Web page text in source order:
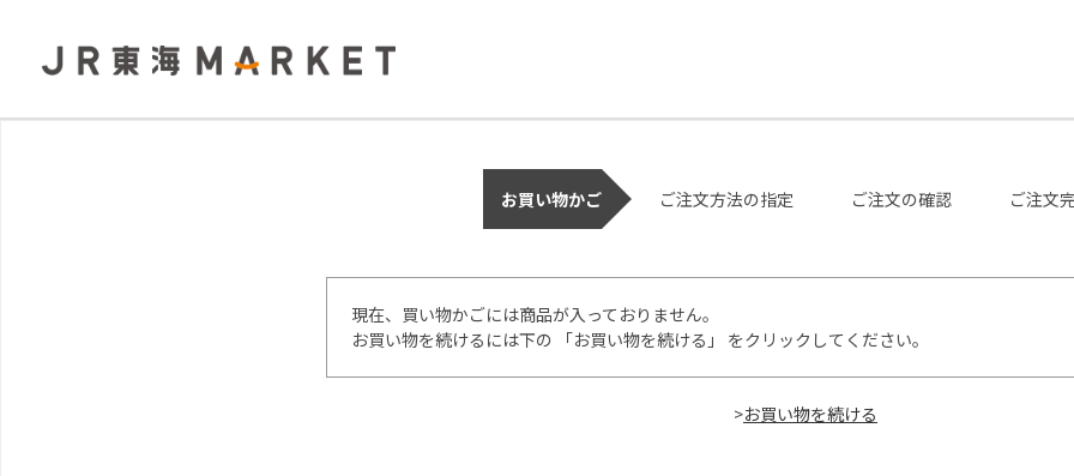
お買い物かご ご注文方法の指定 ご注文の確認 ご注文
現在、買い物かごには商品が入っておりません。
お買い物を続けるには下の 「お買い物を続ける」 をクリックしてください。
>